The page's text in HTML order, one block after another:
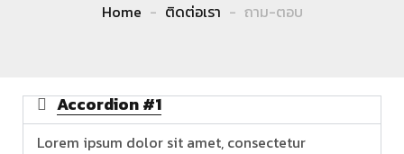
Home ติดต่อเรา ถาม-ตอบ
Accordion #1
Lorem ipsum dolor sit amet, consectetur